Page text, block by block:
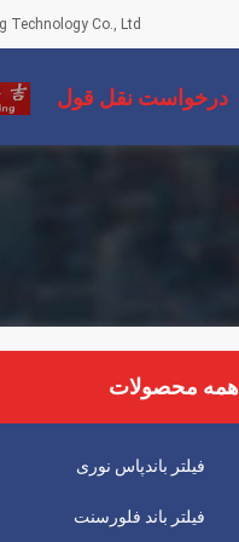
Technology Co., Ltd.
درخواست نقل قول
همه محصولات
فیلتر باندپاس نوری
فیلتر باند فلورسنت